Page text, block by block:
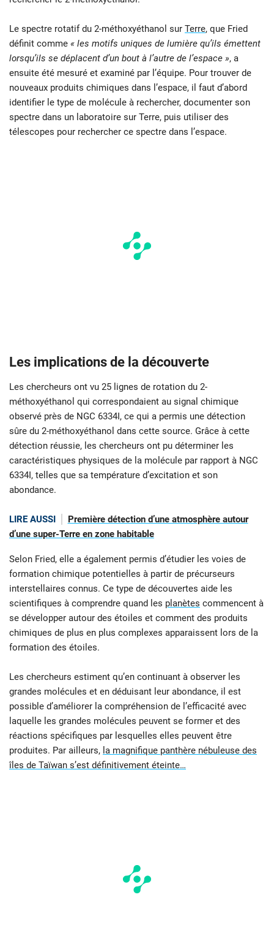
Le spectre rotatif du 2-méthoxyéthanol sur Terre, que Fried
définit comme « les motifs uniques de lumière qu’ils émettent
lorsqu’ils se déplacent d’un bout à l’autre de l’espace », a
ensuite été mesuré et examiné par l’équipe. Pour trouver de
nouveaux produits chimiques dans l’espace, il faut d’abord
identifier le type de molécule à rechercher, documenter son
spectre dans un laboratoire sur Terre, puis utiliser des
télescopes pour rechercher ce spectre dans l’espace.
Les implications de la découverte
Les chercheurs ont vu 25 lignes de rotation du 2-
méthoxyéthanol qui correspondaient au signal chimique
observé près de NGC 6334I, ce qui a permis une détection
sûre du 2-méthoxyéthanol dans cette source. Grâce à cette
détection réussie, les chercheurs ont pu déterminer les
caractéristiques physiques de la molécule par rapport à NGC
6334I, telles que sa température d’excitation et son
abondance.
LIRE AUSSI
Première détection d’une atmosphère autour
d’une super-Terre en zone habitable
Selon Fried, elle a également permis d’étudier les voies de
formation chimique potentielles à partir de précurseurs
interstellaires connus. Ce type de découvertes aide les
scientifiques à comprendre quand les planètes commencent à
se développer autour des étoiles et comment des produits
chimiques de plus en plus complexes apparaissent lors de la
formation des étoiles.
Les chercheurs estiment qu’en continuant à observer les
grandes molécules et en déduisant leur abondance, il est
possible d’améliorer la compréhension de l’efficacité avec
laquelle les grandes molécules peuvent se former et des
réactions spécifiques par lesquelles elles peuvent être
produites. Par ailleurs, la magnifique panthère nébuleuse des
îles de Taïwan s’est définitivement éteinte…